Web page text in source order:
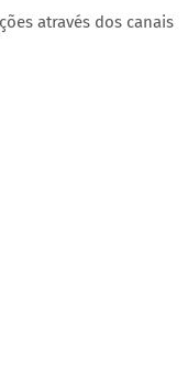
através dos canais